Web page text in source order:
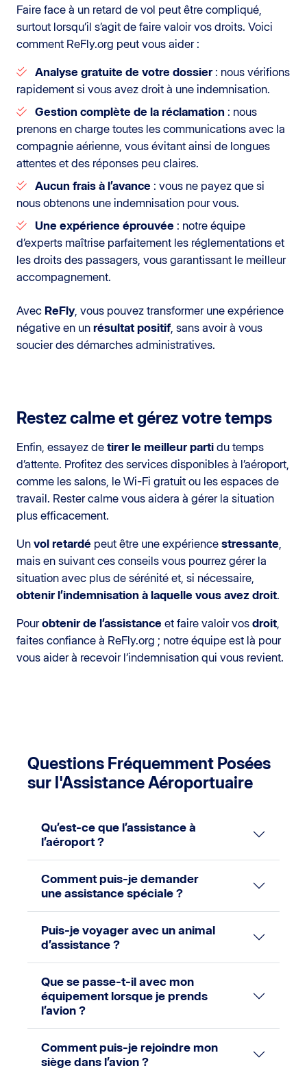
Faire face à un retard de vol peut être compliqué,
surtout lorsqu’il s’agit de faire valoir vos droits. Voici
comment ReFly.org peut vous aider :
Analyse gratuite de votre dossier: nous vérifions
rapidement si vous avez droit à une indemnisation.
Gestion complète de la réclamation : nous
prenons en charge toutes les communications avec la
compagnie aérienne, vous évitant ainsi de longues
attentes et des réponses peu claires.
Aucun frais à l’avance : vous ne payez que si
nous obtenons une indemnisation pour vous.
Une expérience éprouvée : notre équipe
d’experts maîtrise parfaitement les réglementations et
les droits des passagers, vous garantissant le meilleur
accompagnement.
Avec ReFly, vous pouvez transformer une expérience
négative en un résultat positif, sans avoir à vous
soucier des démarches administratives.
Restez calme et gérez votre temps
Enfin, essayez de tirer le meilleur parti du temps
d’attente. Profitez des services disponibles à l’aéroport,
comme les salons, le Wi-Fi gratuit ou les espaces de
travail. Rester calme vous aidera à gérer la situation
plus efficacement.
Un vol retardé peut être une expérience stressante,
mais en suivant ces conseils vous pourrez gérer la
situation avec plus de sérénité et, si nécessaire,
obtenir l’indemnisation à laquelle vous avez droit.
Pourobtenir de l’assistance et faire valoir vos droit,
faites confiance à ReFly.org ; notre équipe est là pour
vous aider à recevoir l’indemnisation qui vous revient.
Questions Fréquemment Posées
sur l'Assistance Aéroportuaire
Qu’est-ce que l’assistance à
l’aéroport ?
Comment puis-je demander
une assistance spéciale ?
Puis-je voyager avec un animal
d’assistance ?
Que se passe-t-il avec mon
équipement lorsque je prends
l’avion ?
Comment puis-je rejoindre mon
siège dans l’avion ?